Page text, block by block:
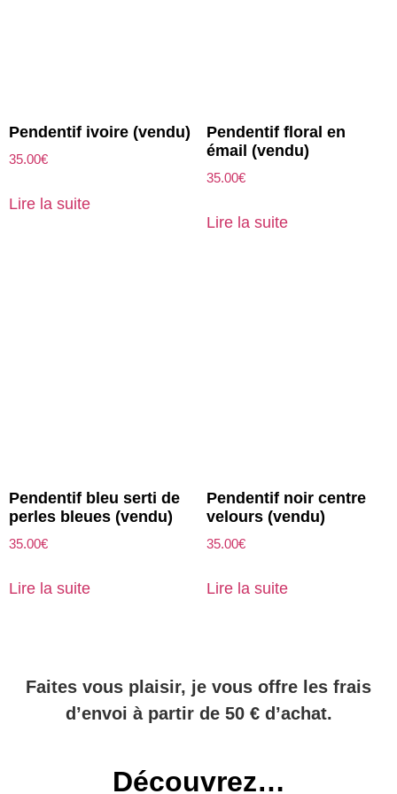
Pendentif ivoire (vendu)
35.00€
Lire la suite
Pendentif floral en
émail (vendu)
35.00€
Lire la suite
Pendentif bleu serti de
perles bleues (vendu)
35.00€
Lire la suite
Pendentif noir centre
velours (vendu)
35.00€
Lire la suite
Faites vous plaisir, je vous offre les frais
d’envoi à partir de 50 € d’achat.
Découvrez…